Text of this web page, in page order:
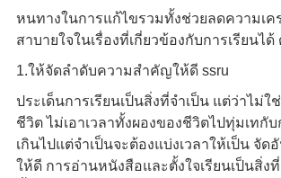
หนทางในการแก้ไขรวมทั้งช่วยลดความเค
สาบายใจในเรื่องที่เกี่ยวข้องกับการเรียนได้
1.ให้จัดลำดับความสำคัญให้ดี ssru
ประเด็นการเรียนเป็นสิ่งที่จำเป็น แต่ว่าไม่ใ
ชีวิต ไม่เอาเวลาทั้งผองของชีวิตไปทุ่มเทกั
เกินไปแต่จำเป็นจะต้องแบ่งเวลาให้เป็น จั
ให้ดี การอ่านหนังสือและตั้งใจเรียนเป็นสิ่ง